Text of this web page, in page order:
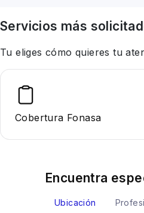
Servicios más
Tu eliges cómo quieres tu
Cobertura Fonasa
Encuentra
Ubicación